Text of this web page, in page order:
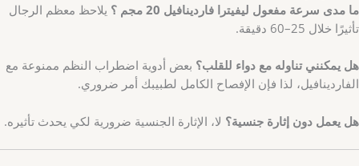
ما مدى سرعة مفعول ليفيترا فاردينافيل 20 مجم ؟
يلاحظ معظم الرجال
تأثيرًا خلال 25–60 دقيقة.
هل يمكنني تناوله مع دواء للقلب؟ بعض أدوية اضطراب النظم ممنوعة مع
الفاردينافيل، لذا فإن الإفصاح الكامل لطبيبك أمر ضروري.
هل يعمل دون إثارة جنسية؟ لا، الإثارة الجنسية ضرورية لكي يحدث تأثيره.